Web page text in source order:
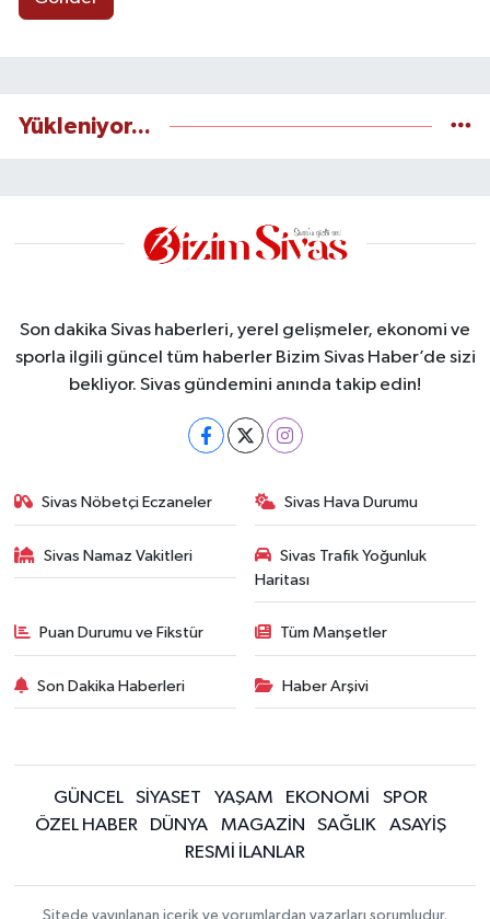
Yükleniyor...
Son dakika Sivas haberleri, yerel gelişmeler, ekonomi ve
sporla ilgili güncel tüm haberler Bizim Sivas Haber’de sizi
bekliyor. Sivas gündemini anında takip edin!
Sivas Nöbetçi Eczaneler Sivas Hava Durumu
Sivas Namaz Vakitleri
Sivas Trafik Yoğunluk
Haritası
Puan Durumu ve Fikstür Tüm Manşetler
Son Dakika Haberleri Haber Arşivi
GÜNCEL SİYASET YAŞAM EKONOMİ
SPOR
ÖZEL HABER
DÜNYA MAGAZİN SAĞLIK
ASAYİŞ
RESMİ İLANLAR